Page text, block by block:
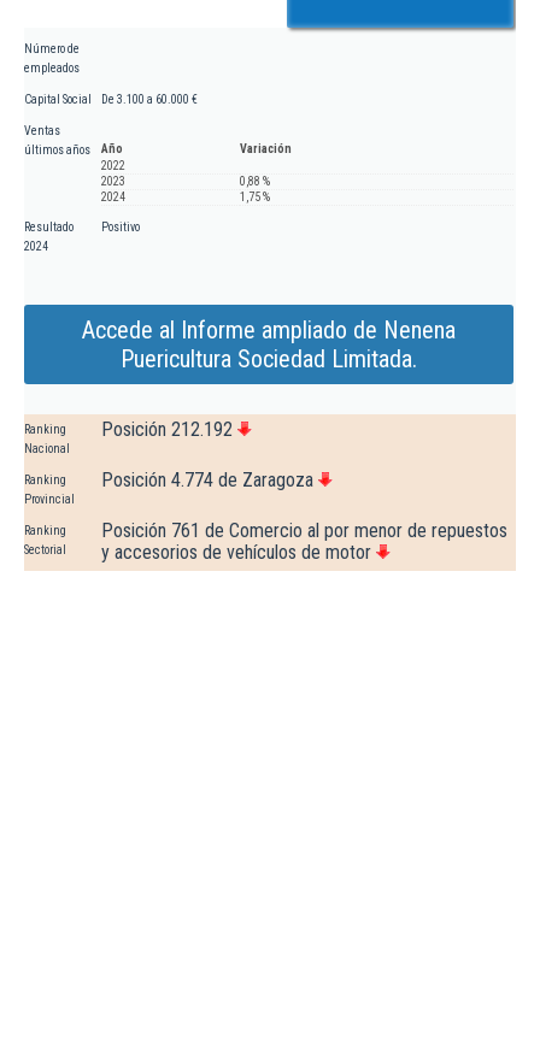
Número de
empleados
Capital Social De 3.100 a 60.000 €
Ventas
últimos años
Año
Variación
2022
2023
0,88 %
2024
1,75 %
Resultado
2024
Positivo
Accede al Informe ampliado de Nenena
Puericultura Sociedad Limitada.
Ranking
Nacional
Posición 212.192
Ranking
Provincial
Posición 4.774 de Zaragoza
Ranking
Sectorial
Posición 761 de Comercio al por menor de repuestos
y accesorios de vehículos de motor